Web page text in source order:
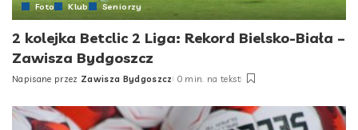
Foto Klub Seniorzy
2 kolejka Betclic 2 Liga: Rekord Bielsko-Biała –
Zawisza Bydgoszcz
Posted
Napisane przez Zawisza Bydgoszcz 0 min. na tekst